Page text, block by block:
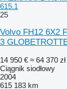
615.1
25
Volvo FH12 6X2
3
14 950 € ≈ 64 370 zł
Ciągnik siodłowy
2004
615 183 km